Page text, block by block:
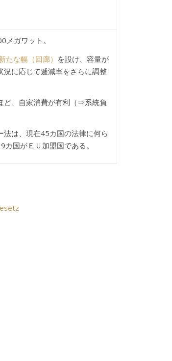
ガワット。
たな幅（回廊） を設け、容量が
況に応じて逓減率をさらに調整
ど、自家消費が有利（⇒系統負
法は、現在45カ国の法律に何ら
国がＥＵ加盟国である。